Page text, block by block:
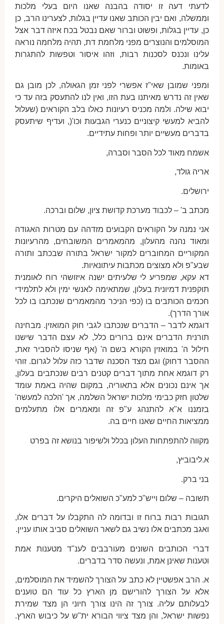
לדעתי דעה זו יסודה בהבנה שאנו היום בעלי מלכות
וממשלה, ואם יבין הכותב שאנו עדיין בגלות, לצערינו הרב, כן
כן, עדיין בגלות, ופשוט וברור שאם נבטל בכח איזה דבר אצל
המוסלמים והנוצרים מפני מלחמת דת, תהיה מלחמה נוראה
עלינו ונכנס לסכנות רבות, וזהו איסור וטפשות להתגרות
באומות.
ומפני שמובן שאי"ז אפשרי לפני זמן הגאולה, לכן מובן גם
שאין זה נדרש מאיתנו בעת הזו, ואין לנו להתעסק בזה עד כי
יבוא שילה. ולמה מכניס רעיונות כאלו בלב הקוראים (שעלול
להביא למעשי קיצוניים כנערי הגבעות וכו'(, ועדיף שיתעסק
בדברים מעשיים יותר ופחות עתידיים.
אשמח מאוד לכל הסבר וסברה,
אריה גולד,
ירושלים.
מכתב ב' – לכבוד מערכת קדושת ציון, שלום וברכה.
אני נמנה על הקוראים הקבועים מזדהה עם מטרות האגודה
ומאוד נהנה מהעלון, מהמאמרים המשובחים, מהרעיונות
המקוריים המחוברים למקור ישראל בתורה שבכתב ותורה
שבע"פ ולא מצוצים מכתבות עיתונאיות.
דא עקא, שמפריע לי שלעיתים ישנה איזושהי רוח לאומנית
תוקפנית דמיונית בעלון, שמתאימה לאנשי ימין ולא לתלמידי
חכמים הכותבים בו (כפי הניכר מהמאמרים שנכתבו בו לכל
אורך הדרך).
דוגמא לדבר – הדברים שנכתבו לגבי חוק המואזין. מבחינה
תורנית הדברים אינם ברורים כלל, לא עצם הדבר שישנו
חילול ה' במואזין הקורא בשם ה' (אף שניסו להסביר זאת,
ההסבר דחוק) וגם מצד הסכנה שדבר כזה עלול לגרום. זוהי
רק דוגמא אחת מתוך דברים קטנים רבים שנכתבים בעלון,
אך אינם נכונים אלא בתאוריה, במקום שהיה באמת עומד
שלטון חזק כבימי מלכות ישראל השלמה, אך 'הלכה למעשה'
בזמננו א"א להתנהג ע"פ זה ומאמרים אלו מתעלמים
ממציאות החיים שאנו חיים בה.
מקווה להתפתחות העלון בכלל ולשיפור בנושא זה בפרט
א.ליבוביץ,
בני ברק.
תשובה – שלום וייש"כ למע"כ השואלים היקרים.
תגובות רבות ברוח זו ובדומה לה התקבלו על דברים אלו,
ואגב מכתבים אלו נשיב גם לשאר השואלים סביב אותו עניין.
דברי הכותבים השונים מעורבבים לענ"ד מטענות אמת
וטענות שאינן אמת, ונעשה סדר בדברים.
א. הרב אפשטיין לא כתב על הצורך להשמיד את המוסלמים,
אלא על הצורך להורישם מן הארץ כל עוד הם טוענים
לבעלותם עליה. צורך זה הינו צורך חיוני הן מצד שמירת
נפשות ישראל, והן מצד ציווי הבורא ית"ש על כיבוש הארץ.